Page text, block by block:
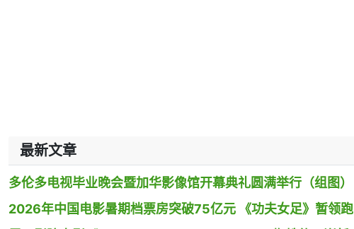
最新文章
多伦多电视毕业晚会暨加华影像馆开幕典礼圆满举行（组图）
2026年中国电影暑期档票房突破75亿元 《功夫女足》暂领跑